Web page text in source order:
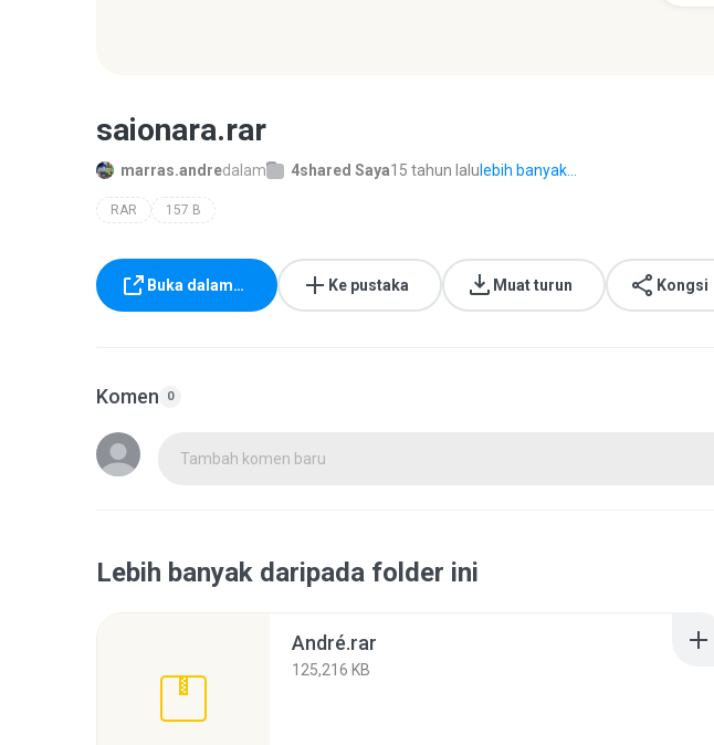
saionara.rar
marras.andredalam 4shared Saya15 tahun lalu lebih banyak...
RAR 157 B
Buka dalam… Ke pustaka Muat turun Kongsi
Komen 0
Tambah komen baru
Lebih banyak daripada folder ini
André.rar
125,216 KB